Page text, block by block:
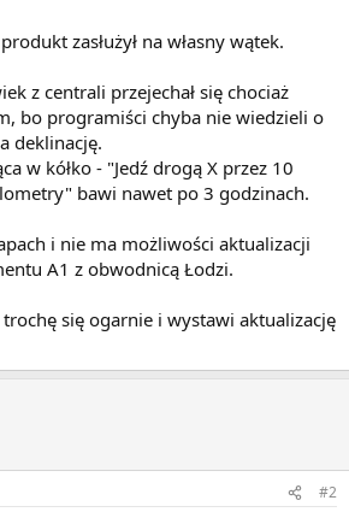
zasłużył na własny wątek.
z centrali przejechał się chociaż
bo programiści chyba nie wiedzieli o
deklinację.
w kółko - "Jedź drogą X przez 10
bawi nawet po 3 godzinach.
i nie ma możliwości aktualizacji
A1 z obwodnicą Łodzi.
trochę się ogarnie i wystawi aktualizację
#2